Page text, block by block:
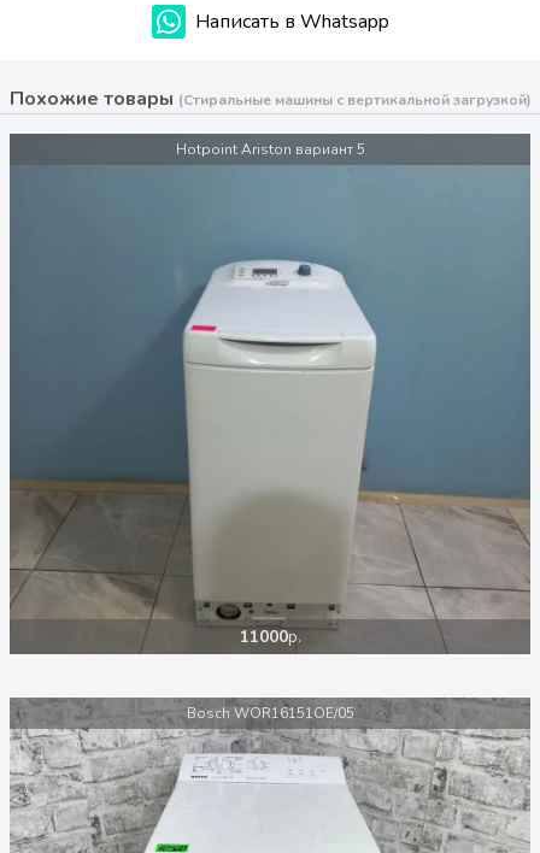
Написать в Whatsapp
Похожие товары (Стиральные машины с вертикальной загрузкой)
Hotpoint Ariston вариант 5
11000р.
Bosch WOR16151OE/05